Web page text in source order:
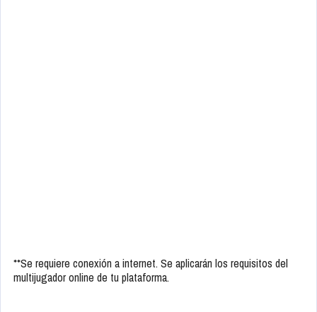
**Se requiere conexión a internet. Se aplicarán los requisitos del
multijugador online de tu plataforma.